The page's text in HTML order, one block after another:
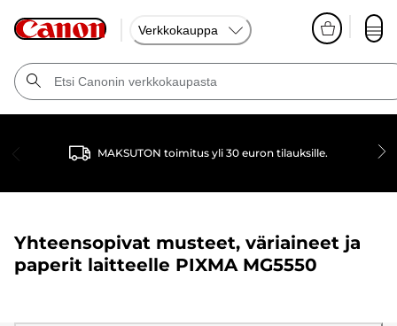
Verkkokauppa
MAKSUTON toimitus yli 30 euron tilauksille.
Yhteensopivat musteet, väriaineet ja
paperit laitteelle PIXMA MG5550